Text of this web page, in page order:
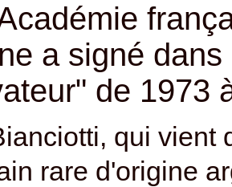
a signé
de 1973
qui vient
rare d'origine